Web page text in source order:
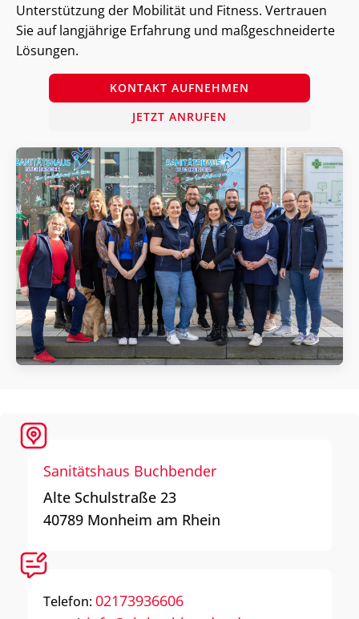
Unterstützung der Mobilität und Fitness. Vertrauen
Sie auf langjährige Erfahrung und maßgeschneiderte
Lösungen.
KONTAKT AUFNEHMEN
JETZT ANRUFEN
Sanitätshaus Buchbender
Alte Schulstraße 23
40789 Monheim am Rhein
Telefon: 02173936606